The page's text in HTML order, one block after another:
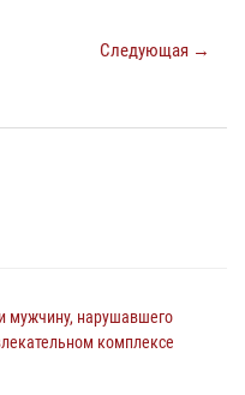
Следующая →
мужчину, нарушавшего
комплексе